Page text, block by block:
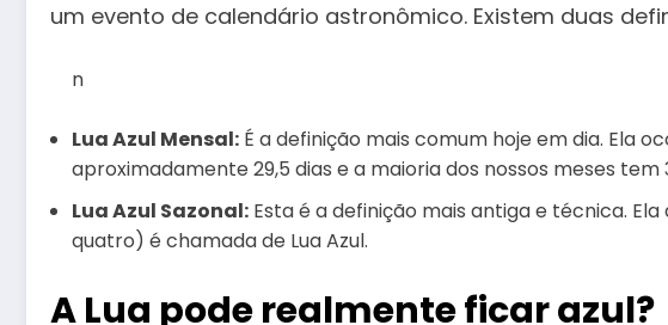
um evento de calendário astronômico. Existem duas
n
Lua Azul Mensal: É a definição mais comum hoje em dia. Ela
aproximadamente 29,5 dias e a maioria dos nossos meses
Lua Azul Sazonal: Esta é a definição mais antiga e técnica.
quatro) é chamada de Lua Azul.
A Lua pode realmente ficar azul?